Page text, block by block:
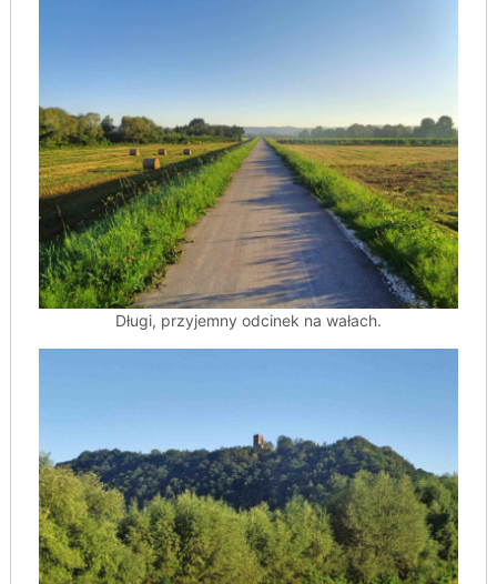
Długi, przyjemny odcinek na wałach.